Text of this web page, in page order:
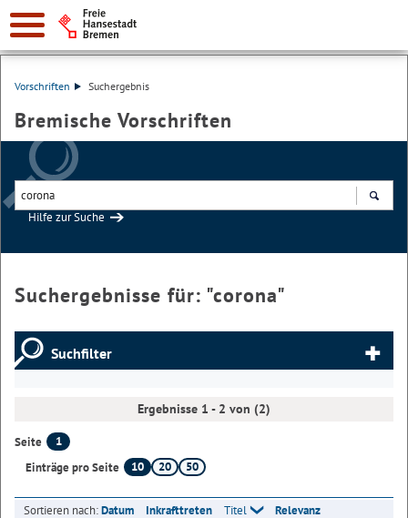
Vorschriften Suchergebnis
Bremische Vorschriften
Hilfe zur Suche
Suchergebnisse für: "corona"
Suchfilter
Ergebnisse 1 - 2 von (2)
Seite
1
Einträge pro Seite
10 20 50
Sortieren nach:Datum Inkrafttreten Titel Relevanz